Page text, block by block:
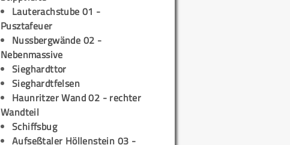
Lauterachstube 01 -
Pusztafeuer
Nussbergwände 02 -
Nebenmassive
Sieghardttor
Sieghardtfelsen
Haunritzer Wand 02 - rechter
Wandteil
Schiffsbug
Aufseßtaler Höllenstein 03 -